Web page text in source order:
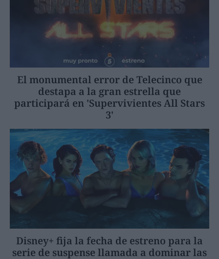
El monumental error de Telecinco que
destapa a la gran estrella que
participará en 'Supervivientes All Stars
3'
Disney+ fija la fecha de estreno para la
serie de suspense llamada a dominar las